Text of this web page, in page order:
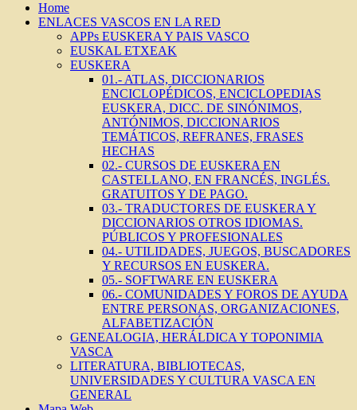
Home
ENLACES VASCOS EN LA RED
APPs EUSKERA Y PAIS VASCO
EUSKAL ETXEAK
EUSKERA
01.- ATLAS, DICCIONARIOS
ENCICLOPÉDICOS, ENCICLOPEDIAS
EUSKERA, DICC. DE SINÓNIMOS,
ANTÓNIMOS, DICCIONARIOS
TEMÁTICOS, REFRANES, FRASES
HECHAS
02.- CURSOS DE EUSKERA EN
CASTELLANO, EN FRANCÉS, INGLÉS.
GRATUITOS Y DE PAGO.
03.- TRADUCTORES DE EUSKERA Y
DICCIONARIOS OTROS IDIOMAS.
PÚBLICOS Y PROFESIONALES
04.- UTILIDADES, JUEGOS, BUSCADORES
Y RECURSOS EN EUSKERA.
05.- SOFTWARE EN EUSKERA
06.- COMUNIDADES Y FOROS DE AYUDA
ENTRE PERSONAS, ORGANIZACIONES,
ALFABETIZACIÓN
GENEALOGIA, HERÁLDICA Y TOPONIMIA
VASCA
LITERATURA, BIBLIOTECAS,
UNIVERSIDADES Y CULTURA VASCA EN
GENERAL